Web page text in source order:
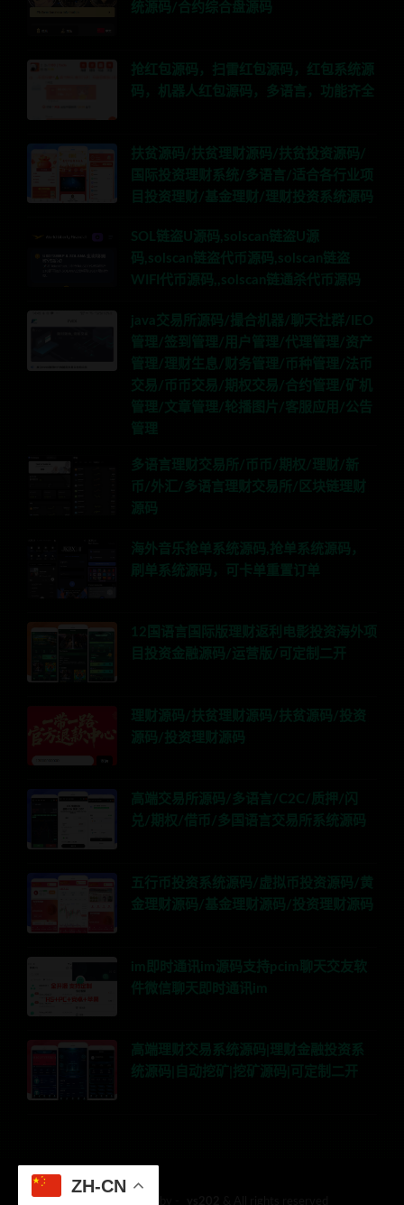
统源码/合约综合盘源码
抢红包源码，扫雷红包源码，红包系统源
码，机器人红包源码，多语言，功能齐全
扶贫源码/扶贫理财源码/扶贫投资源码/
国际投资理财系统/多语言/适合各行业项
目投资理财/基金理财/理财投资系统源码
SOL链盗U源码,solscan链盗U源
码,solscan链盗代币源码,solscan链盗
WIFI代币源码,,solscan链通杀代币源码
java交易所源码/撮合机器/聊天社群/IEO
管理/签到管理/用户管理/代理管理/资产
管理/理财生息/财务管理/币种管理/法币
交易/币币交易/期权交易/合约管理/矿机
管理/文章管理/轮播图片/客服应用/公告
管理
多语言理财交易所/币币/期权/理财/新
币/外汇/多语言理财交易所/区块链理财
源码
海外音乐抢单系统源码,抢单系统源码，
刷单系统源码，可卡单重置订单
12国语言国际版理财返利电影投资海外项
目投资金融源码/运营版/可定制二开
理财源码/扶贫理财源码/扶贫源码/投资
源码/投资理财源码
高端交易所源码/多语言/C2C/质押/闪
兑/期权/借币/多国语言交易所系统源码
五行币投资系统源码/虚拟币投资源码/黄
金理财源码/基金理财源码/投资理财源码
im即时通讯im源码支持pcim聊天交友软
件微信聊天即时通讯im
高端理财交易系统源码|理财金融投资系
统源码|自动挖矿|挖矿源码|可定制二开
ZH-CN